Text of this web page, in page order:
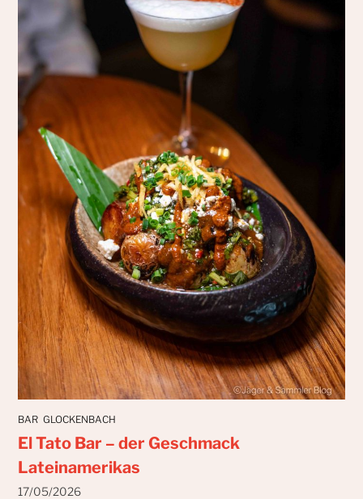
BAR GLOCKENBACH
El Tato Bar – der Geschmack
Lateinamerikas
17/05/2026